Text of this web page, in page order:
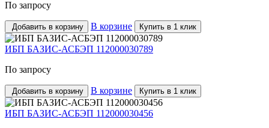
По запросу
Добавить в корзину В корзине Купить в 1 клик
ИБП БАЗИС-АСБЭП 112000030789
По запросу
Добавить в корзину В корзине Купить в 1 клик
ИБП БАЗИС-АСБЭП 112000030456